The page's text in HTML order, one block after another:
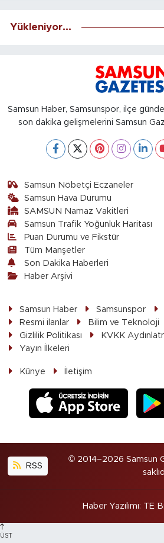
Yükleniyor...
Samsun Haber, Samsunspor, ilçe
son dakika gelişmelerini Samsun
Samsun Nöbetçi Eczaneler
Samsun Hava Durumu
SAMSUN Namaz Vakitleri
Samsun Trafik Yoğunluk Haritası
Puan Durumu ve Fikstür
Tüm Manşetler
Son Dakika Haberleri
Haber Arşivi
Samsun Haber Samsunspor
Resmi ilanlar
Bilim ve Teknoloji
Gizlilik Politikası
KVKK
Yayın İlkeleri
Künye İletişim
RSS
© 2014–2026 Samsun
Haber Yazılımı: TE
ÜST